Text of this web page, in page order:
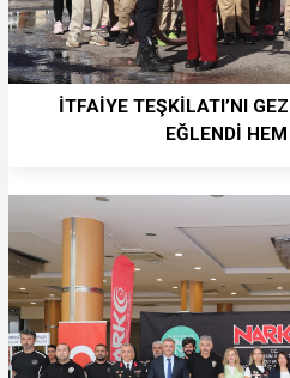
İTFAİYE TEŞKİLATI’NI
EĞLENDİ